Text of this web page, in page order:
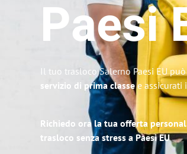
Paesi
Il tuo trasloco Salerno Paesi EU
servizio di prima classee assicurati i
Richiedo ora la tua offerta
trasloco senza stress a Paesi EU